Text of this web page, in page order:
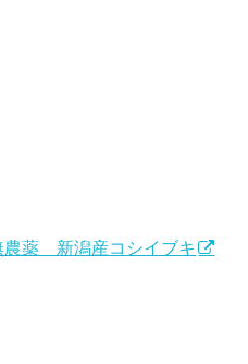
薬 新潟産コシイブキ